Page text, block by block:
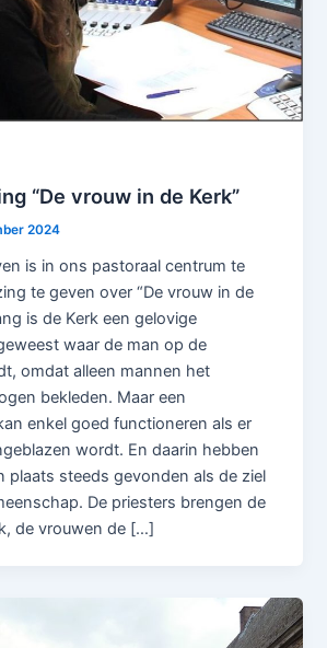
“De vrouw in de Kerk”
2024
is in ons pastoraal centrum te
te geven over “De vrouw in de
is de Kerk een gelovige
waar de man op de
omdat alleen mannen het
bekleden. Maar een
enkel goed functioneren als er
wordt. En daarin hebben
plaats steeds gevonden als de ziel
De priesters brengen de
de vrouwen de […]